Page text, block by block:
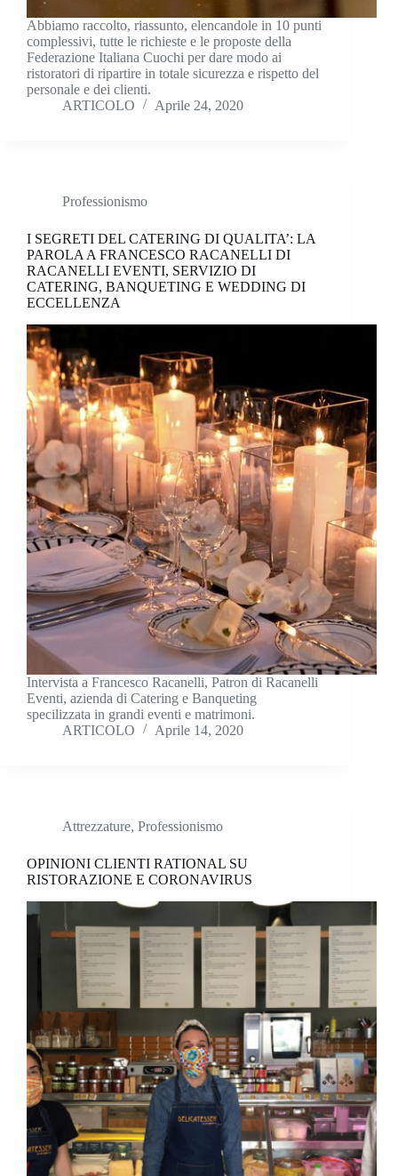
Abbiamo raccolto, riassunto, elencandole in 10 punti
complessivi, tutte le richieste e le proposte della
Federazione Italiana Cuochi per dare modo ai
ristoratori di ripartire in totale sicurezza e rispetto del
personale e dei clienti.
ARTICOLO
Aprile 24, 2020
Professionismo
I SEGRETI DEL CATERING DI QUALITA’: LA
PAROLA A FRANCESCO RACANELLI DI
RACANELLI EVENTI, SERVIZIO DI
CATERING, BANQUETING E WEDDING DI
ECCELLENZA
Intervista a Francesco Racanelli, Patron di Racanelli
Eventi, azienda di Catering e Banqueting
specilizzata in grandi eventi e matrimoni.
ARTICOLO
Aprile 14, 2020
Attrezzature, Professionismo
OPINIONI CLIENTI RATIONAL SU
RISTORAZIONE E CORONAVIRUS